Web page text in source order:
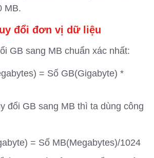
MB.
đổi đơn vị dữ liệu
GB sang MB chuẩn xác nhất:
= Số GB(Gigabyte) *
đổi GB sang MB thì ta dùng công
= Số MB(Megabytes)/1024